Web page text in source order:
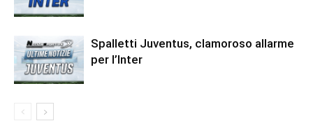
Spalletti Juventus, clamoroso allarme
per l’Inter